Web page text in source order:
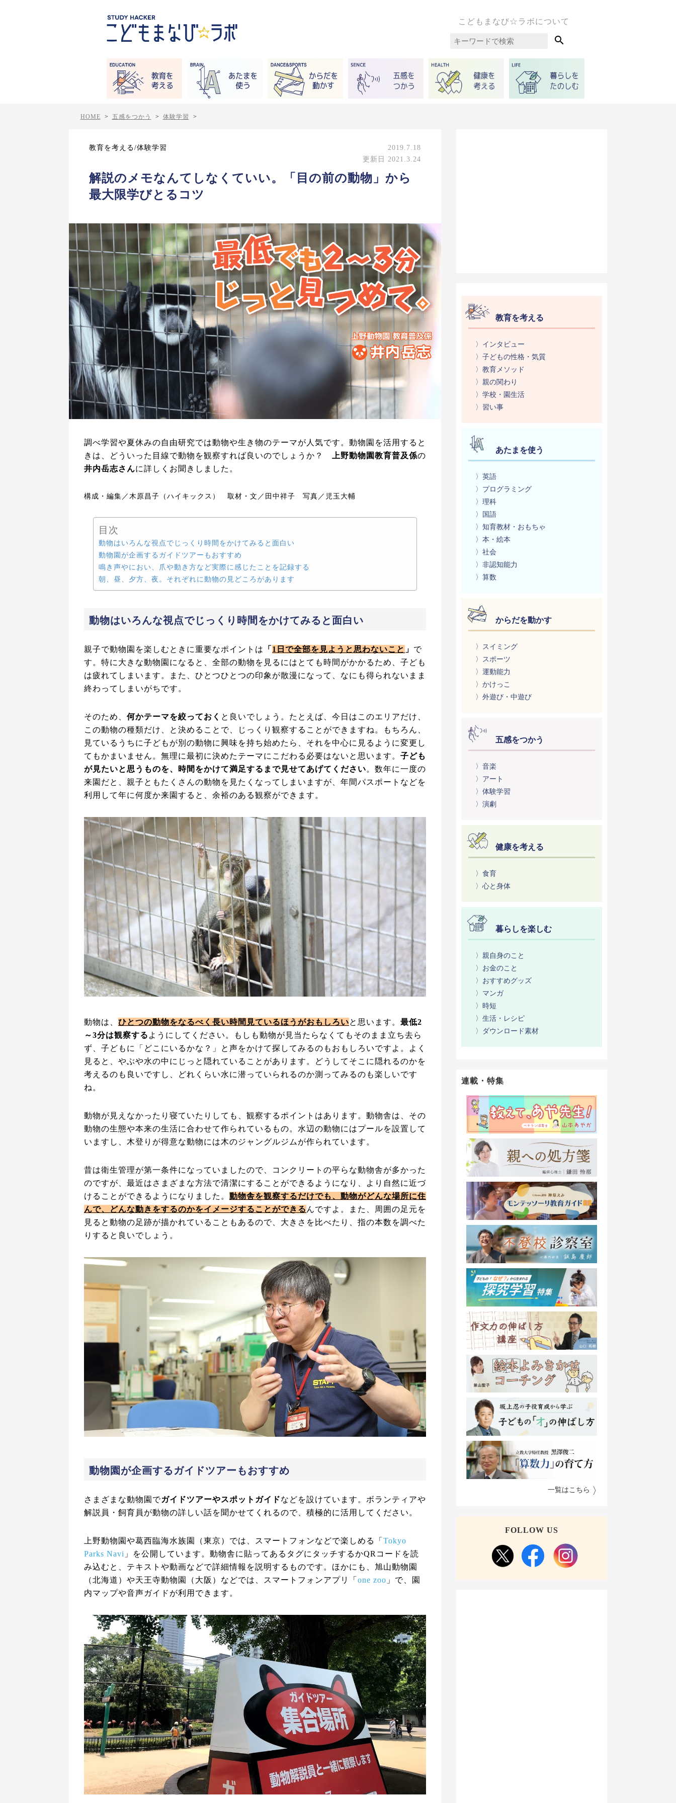
こどもまなび☆ラボについて

HOME > 五感をつかう > 体験学習 >
教育を考える/体験学習
2019.7.18
更新日 2021.3.24
解説のメモなんてしなくていい。「目の前の動物」から
最大限学びとるコツ
調べ学習や夏休みの自由研究では動物や生き物のテーマが人気です。動物園を活用すると
きは、どういった目線で動物を観察すれば良いのでしょうか？
上野動物園教育普及係の
井内岳志さんに詳しくお聞きしました。
構成・編集／木原昌子（ハイキックス） 取材・文／田中祥子 写真／児玉大輔
目次
動物はいろんな視点でじっくり時間をかけてみると面白い
動物園が企画するガイドツアーもおすすめ
鳴き声やにおい、爪や動き方など実際に感じたことを記録する
朝、昼、夕方、夜。それぞれに動物の見どころがあります
動物はいろんな視点でじっくり時間をかけてみると面白い
親子で動物園を楽しむときに重要なポイントは 「 1日で全部を見ようと思わないこと 」 で
す。特に大きな動物園になると、全部の動物を見るにはとても時間がかかるため、子ども
は疲れてしまいます。また、ひとつひとつの印象が散漫になって、なにも得られないまま
終わってしまいがちです。
そのため、 何かテーマを絞っておく と良いでしょう。たとえば、今日はこのエリアだけ、
この動物の種類だけ、と決めることで、じっくり観察することができますね。もちろん、
見ているうちに子どもが別の動物に興味を持ち始めたら、それを中心に見るように変更し
てもかまいません。無理に最初に決めたテーマにこだわる必要はないと思います。 子ども
が見たいと思うものを、時間をかけて満足するまで見せてあげてください。数年に一度の
来園だと、親子ともたくさんの動物を見たくなってしまいますが、年間パスポートなどを
利用して年に何度か来園すると、余裕のある観察ができます。
動物は、 ひとつの動物をなるべく長い時間見ているほうがおもしろいと思います。 最低2
～3分は観察する ようにしてください。もしも動物が見当たらなくてもそのまま立ち去ら
ず、子どもに「どこにいるかな？」と声をかけて探してみるのもおもしろいですよ。よく
見ると、やぶや水の中にじっと隠れていることがあります。どうしてそこに隠れるのかを
考えるのも良いですし、どれくらい水に潜っていられるのか測ってみるのも楽しいです
ね。
動物が見えなかったり寝ていたりしても、観察するポイントはあります。動物舎は、その
動物の生態や本来の生活に合わせて作られているもの。水辺の動物にはプールを設置して
いますし、木登りが得意な動物には木のジャングルジムが作られています。
昔は衛生管理が第一条件になっていましたので、コンクリートの平らな動物舎が多かった
のですが、最近はさまざまな方法で清潔にすることができるようになり、より自然に近づ
けることができるようになりました。 動物舎を観察するだけでも、動物がどんな場所に住
んで、どんな動きをするのかをイメージすることができる んですよ。また、周囲の足元を
見ると動物の足跡が描かれていることもあるので、大きさを比べたり、指の本数を調べた
りすると良いでしょう。
動物園が企画するガイドツアーもおすすめ
さまざまな動物園でガイドツアーやスポットガイドなどを設けています。ボランティアや
解説員・飼育員が動物の詳しい話を聞かせてくれるので、積極的に活用してください。
上野動物園や葛西臨海水族園（東京）では、スマートフォンなどで楽しめる「 Tokyo
Parks Navi 」を公開しています。動物舎に貼ってあるタグにタッチするかQRコードを読
み込むと、テキストや動画などで詳細情報を説明するものです。ほかにも、旭山動物園
（北海道）や天王寺動物園（大阪）などでは、スマートフォンアプリ「 one zoo 」で、園
内マップや音声ガイドが利用できます。
教育を考える
〉インタビュー
〉子どもの性格・気質
〉教育メソッド
〉親の関わり
〉学校・園生活
〉習い事
あたまを使う
〉英語
〉プログラミング
〉理科
〉国語
〉知育教材・おもちゃ
〉本・絵本
〉社会
〉非認知能力
〉算数
からだを動かす
〉スイミング
〉スポーツ
〉運動能力
〉かけっこ
〉外遊び・中遊び
五感をつかう
〉音楽
〉アート
〉体験学習
〉演劇
健康を考える
〉食育
〉心と身体
暮らしを楽しむ
〉親自身のこと
〉お金のこと
〉おすすめグッズ
〉マンガ
〉時短
〉生活・レシピ
〉ダウンロード素材
連載・特集
一覧はこちら
FOLLOW US